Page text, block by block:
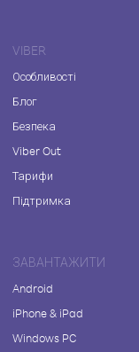
VIBER
Особливості
Блог
Безпека
Viber Out
Тарифи
Підтримка
ЗАВАНТАЖИТИ
Android
iPhone & iPad
Windows PC